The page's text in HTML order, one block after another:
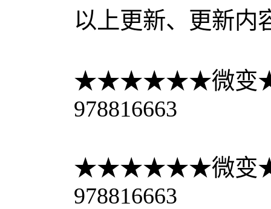
以上更新、更新内
★★★★★★微变
978816663
★★★★★★微变
978816663